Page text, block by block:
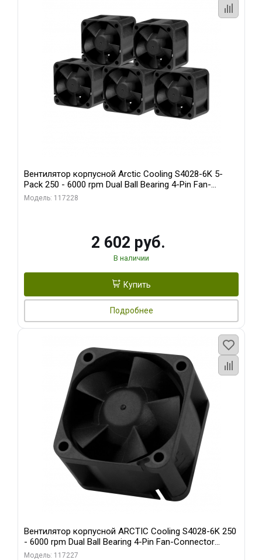
Вентилятор корпусной Arctic Cooling S4028-6K 5-
Pack 250 - 6000 rpm Dual Ball Bearing 4-Pin Fan-
Connector (ACFAN00273A)
Модель: 117228
2 602 руб.
В наличии
Купить
Подробнее
Вентилятор корпусной ARCTIC Cooling S4028-6K 250
- 6000 rpm Dual Ball Bearing 4-Pin Fan-Connector
(ACFAN00185A)
Модель: 117227